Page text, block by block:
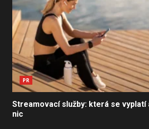
PR
Streamovací služby: která se vyplatí
nic